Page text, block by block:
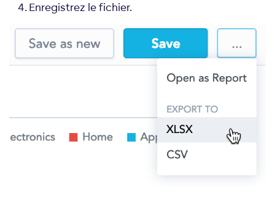
Enregistrez le fichier.